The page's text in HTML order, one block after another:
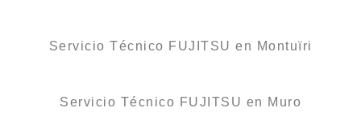
Servicio Técnico FUJITSU en Montuïri
Servicio Técnico FUJITSU en Muro